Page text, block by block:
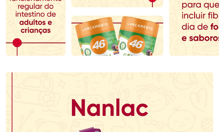
Comprar sem Desconto
Por R$ 137,99/cada
Comprar sem Desconto
Por R$ 137,99/cada
Comprar sem Desconto
Por R$ 198,99/cada
Comprar sem Desconto
Por R$ 198,99/cada